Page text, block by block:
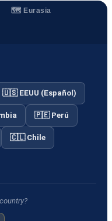
🗺️ Eurasia
🇺🇸 EEUU (Español)
🇵🇪 Perú
🇨🇱 Chile